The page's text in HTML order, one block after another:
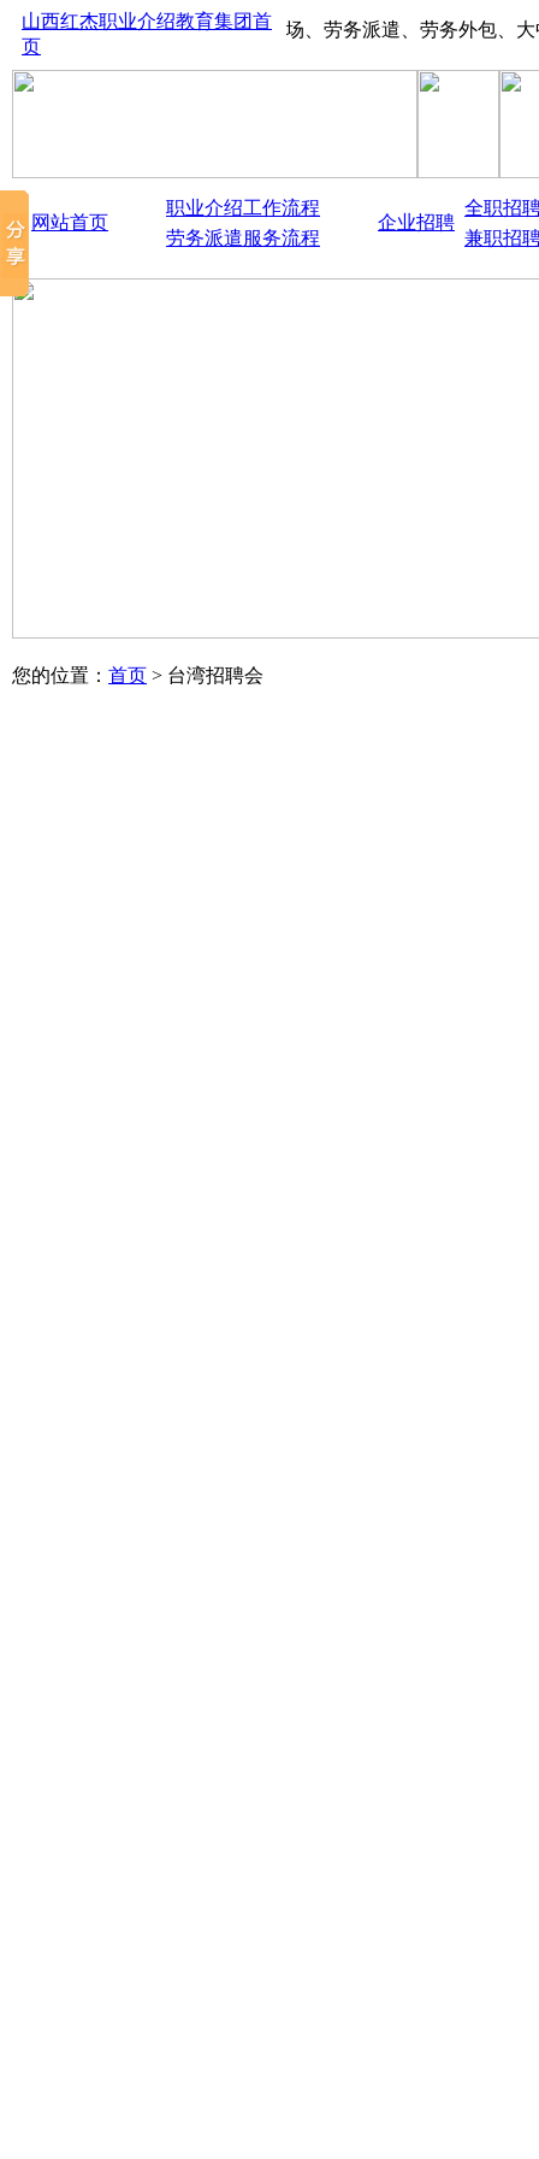
山西红杰职业介绍教育集团首
页
山西太原红杰人才市场、劳务派遣、劳务外包、大
网站首页
职业介绍工作流程
企业招聘
全职招
劳务派遣服务流程
兼职招
您的位置： 首页 > 台湾招聘会